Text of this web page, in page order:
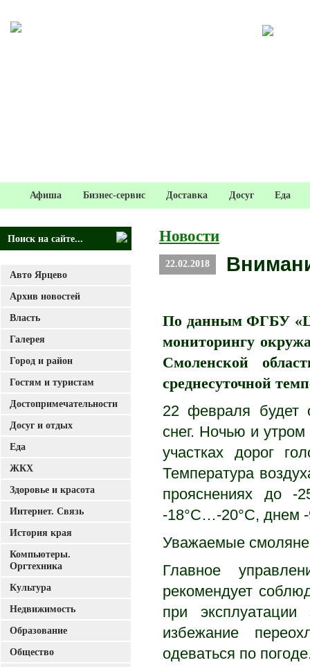
Афиша Бизнес-сервис Доставка Досуг Еда
Новости
22.02.2018
По данным ФГБУ
мониторингу
Смоленской
среднесуточной
22 февраля будет
снег. Ночью и
участках дорог
Температура
прояснениях до -
-18°C…-20°C, днем
Уважаемые смоляне
Главное
рекомендует
при
избежание
одеваться по
Авто Ярцево
Архив новостей
Власть
Галерея
Город и район
Гостям и туристам
Достопримечательности
Досуг и отдых
Еда
ЖКХ
Здоровье и красота
Интернет. Связь
История края
Компьютеры.
Оргтехника
Культура
Недвижимость
Образование
Общество